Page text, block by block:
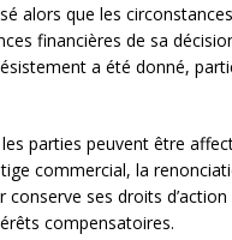
alors que les
financières de sa
a été donné,
parties peuvent être
commercial, la
ses droits
compensatoires.